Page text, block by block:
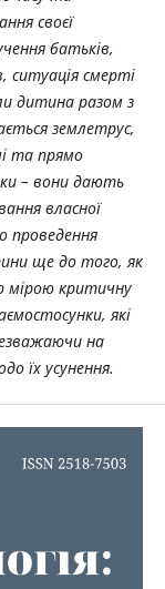
своєї
батьків,
ситуація смерті
дитина разом з
землетрус,
та прямо
– вони дають
власної
проведення
ще до того, як
мірою критичну
які
на
їх усунення.